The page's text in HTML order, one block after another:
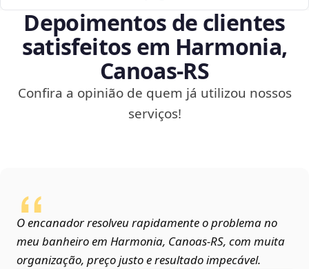
Depoimentos de clientes
satisfeitos em Harmonia,
Canoas‑RS
Confira a opinião de quem já utilizou nossos
serviços!
O encanador resolveu rapidamente o problema no
meu banheiro em Harmonia, Canoas‑RS, com muita
organização, preço justo e resultado impecável.